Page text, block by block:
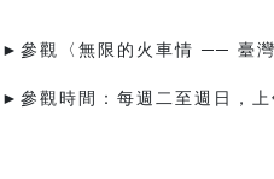
►參觀〈無限的火車情 ── 臺灣
►參觀時間：每週二至週日，